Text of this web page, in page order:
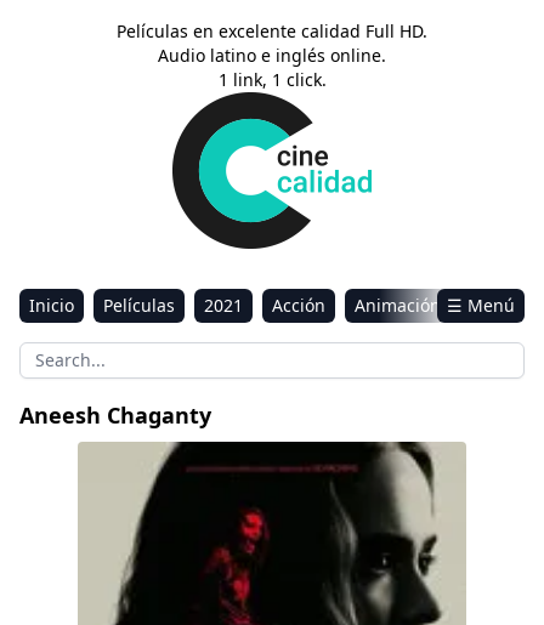
Películas en excelente calidad Full HD.
Audio latino e inglés online.
1 link, 1 click.
Inicio Películas 2021 Acción
Animación
Aventura
Ciencia ficción Comedia
Drama
Sci-Fi & Fantasy
☰ Menú
Aneesh Chaganty
Corre (Mamá te Quiere)